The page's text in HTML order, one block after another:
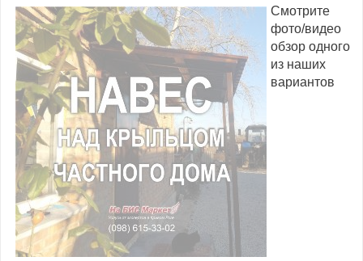
Смотрите
фото/видео
обзор одного
из наших
вариантов